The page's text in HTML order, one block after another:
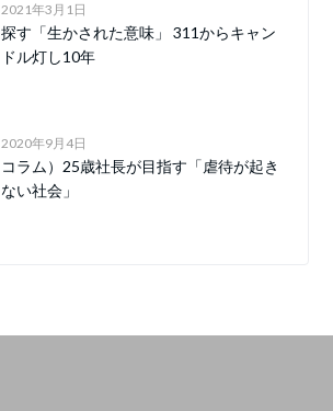
2021年3月1日
探す「生かされた意味」 311からキャン
ドル灯し10年
2020年9月4日
コラム）25歳社長が目指す「虐待が起き
ない社会」